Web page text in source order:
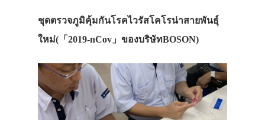
ชุดตรวจภูมิคุ้มกันโรคไวรัสโคโรน่าสายพันธุ์
ใหม่(「2019-nCov」ของบริษัทBOSON)